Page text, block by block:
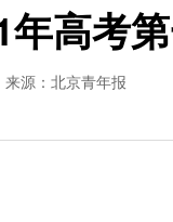
高考
来源：北京青年报